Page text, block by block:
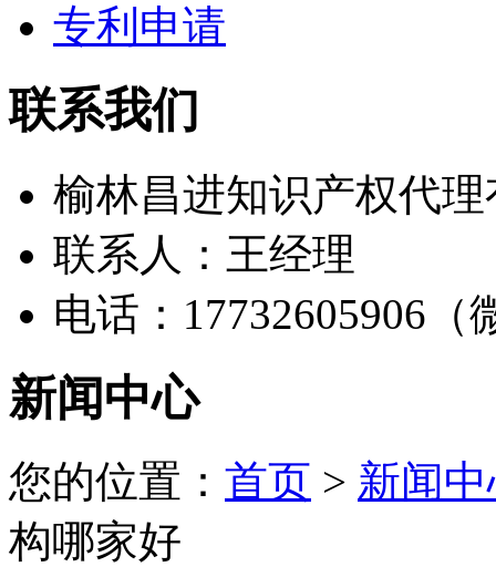
专利申请
联系我们
榆林昌进知识产权代
联系人：王经理
电话：17732605906（
新闻中心
您的位置： 首页 > 新闻
构哪家好